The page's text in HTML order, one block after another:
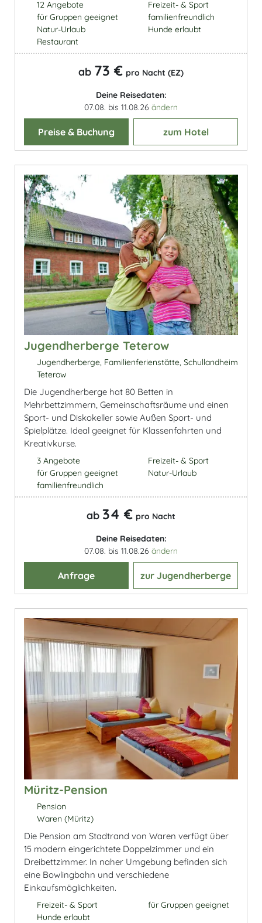
12 Angebote
für Gruppen geeignet
Natur-Urlaub
Restaurant
Freizeit- & Sport
familienfreundlich
Hunde erlaubt
ab 73 € pro Nacht (EZ)
Deine Reisedaten:
07.08. bis 11.08.26 ändern
Preise & Buchung zum Hotel
Jugendherberge Teterow
Jugendherberge, Familienferienstätte, Schullandheim
Teterow
Die Jugendherberge hat 80 Betten in
Mehrbettzimmern, Gemeinschaftsräume und einen
Sport- und Diskokeller sowie Außen Sport- und
Spielplätze. Ideal geeignet für Klassenfahrten und
Kreativkurse.
3 Angebote
für Gruppen geeignet
familienfreundlich
Freizeit- & Sport
Natur-Urlaub
ab 34 € pro Nacht
Deine Reisedaten:
07.08. bis 11.08.26 ändern
Anfrage zur Jugendherberge
Müritz-Pension
Pension
Waren (Müritz)
Die Pension am Stadtrand von Waren verfügt über
15 modern eingerichtete Doppelzimmer und ein
Dreibettzimmer. In naher Umgebung befinden sich
eine Bowlingbahn und verschiedene
Einkaufsmöglichkeiten.
Freizeit- & Sport
Hunde erlaubt
für Gruppen geeignet